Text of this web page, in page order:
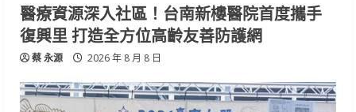
醫療資源深入社區！台南新樓醫院首度攜手
復興里 打造全方位高齡友善防護網
蔡 永源 2026 年 8 月 8 日